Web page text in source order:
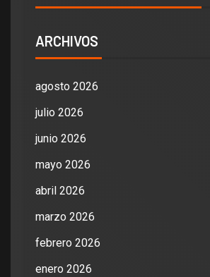
ARCHIVOS
agosto 2026
julio 2026
junio 2026
mayo 2026
abril 2026
marzo 2026
febrero 2026
enero 2026